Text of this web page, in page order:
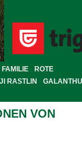
FAMILIE
ROTE
RASTLIN
VON